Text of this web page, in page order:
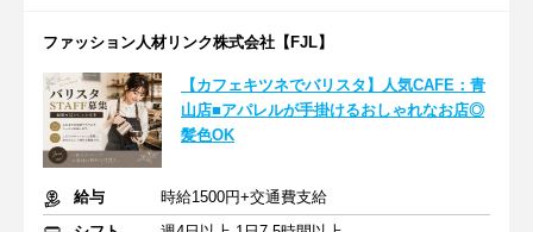
ファッション人材リンク株式会社【FJL】
【カフェキツネでバリスタ】人気CAFE：青
山店■アパレルが手掛けるおしゃれなお店◎
髪色OK
給与
時給1500円+交通費支給